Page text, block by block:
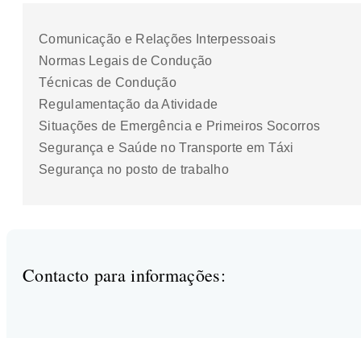
Comunicação e Relações Interpessoais
Normas Legais de Condução
Técnicas de Condução
Regulamentação da Atividade
Situações de Emergência e Primeiros Socorros
Segurança e Saúde no Transporte em Táxi
Segurança no posto de trabalho
Contacto para informações: